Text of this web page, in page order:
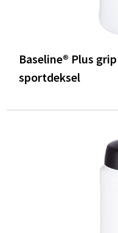
Baseline® Plus
sportdeksel